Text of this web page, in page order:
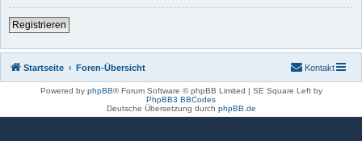
Registrieren
Startseite Foren-Übersicht Kontakt
Powered by phpBB® Forum Software © phpBB Limited | SE Square Left by
PhpBB3 BBCodes
Deutsche Übersetzung durch phpBB.de